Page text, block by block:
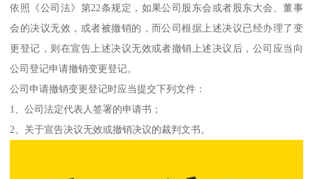
依照《公司法》第22条规定，如果公司股东会或者股东大会、董事
会的决议无效，或者被撤销的，而公司根据上述决议已经办理了变
更登记，则在宣告上述决议无效或者撤销上述决议后，公司应当向
公司登记申请撤销变更登记。
公司申请撤销变更登记时应当提交下列文件：
1、公司法定代表人签署的申请书；
2、关于宣告决议无效或撤销决议的裁判文书。